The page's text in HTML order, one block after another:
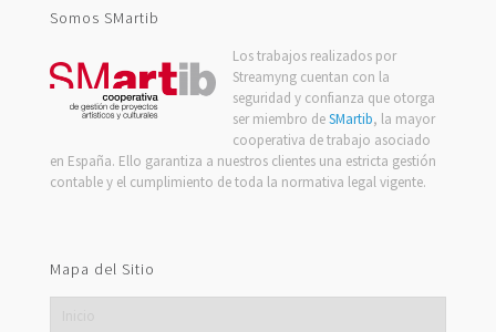
Somos SMartib
Los trabajos realizados por
Streamyng cuentan con la
seguridad y confianza que otorga
ser miembro deSMartib, la mayor
cooperativa de trabajo asociado
en España. Ello garantiza a nuestros clientes una estricta gestión
contable y el cumplimiento de toda la normativa legal vigente.
Mapa del Sitio